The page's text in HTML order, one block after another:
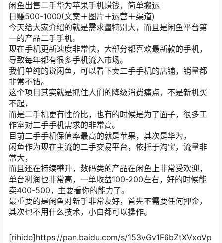
闲鱼出售二手华为苹果手机赚钱，简单搬运
日赚500-1000(文案＋图片＋运营＋渠道)
今天给大家介绍的就是需求量特别大，而且是闲鱼平台第
一的产品二手手机。
现在手机更新速度非常快，大部分都喜欢最新款的手机，
导致每年都有很多手机流入市场。
我们单纯的说闲鱼，可以看下卖二手手机的店铺，销量都
非常不错。
这个项目其实就是抓住人们的降级消费痛点，不是新机买
不起，
而是二手机更有性价比，也有的时候是为了面子，很多工
作室对二手手机需求的非常高。
目前二手手机保值率最高的就是苹果，其次是华为。
闲鱼作为现在主流的二手交易平台，依托于淘宝，流量非
常大，
而且还在持续攀升，数码类的产品在闲鱼上非常受欢迎，
单台利润也非常高，一单收益100-200左右，好的时候能
卖400-500，主要看你的能力了。
最重要的是闲鱼对新手非常友好，首先不需要任何押金，
其次也不用什么技术，小白都可以操作。
[rihide]https://pan.baidu.com/s/153vGv1F6bZtXVxoVp